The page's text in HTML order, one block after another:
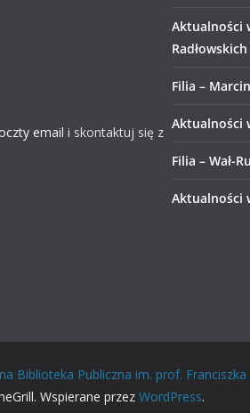
email i skontaktuj się z
Aktualności
Radłowskich
Filia –
Aktualności
Filia – Wał-
Aktualności
Biblioteka Publiczna im. prof. Franciszka
Wspierane przez WordPress.